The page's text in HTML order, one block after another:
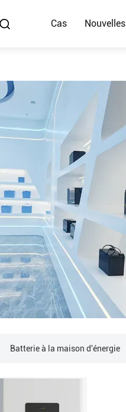
Cas Nouvelles
Batterie à la maison d'énergie
Centrale électrique portative